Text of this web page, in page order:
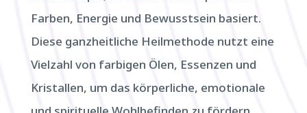
Farben, Energie und Bewusstsein basiert.
Diese ganzheitliche Heilmethode nutzt eine
Vielzahl von farbigen Ölen, Essenzen und
Kristallen, um das körperliche, emotionale